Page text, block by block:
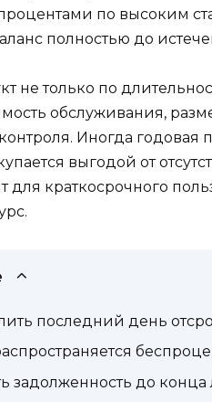
процентами по высоким
полностью до
не только по
обслуживания,
Иногда годовая
выгодой от
для краткосрочного
последний день
задолженность до конца